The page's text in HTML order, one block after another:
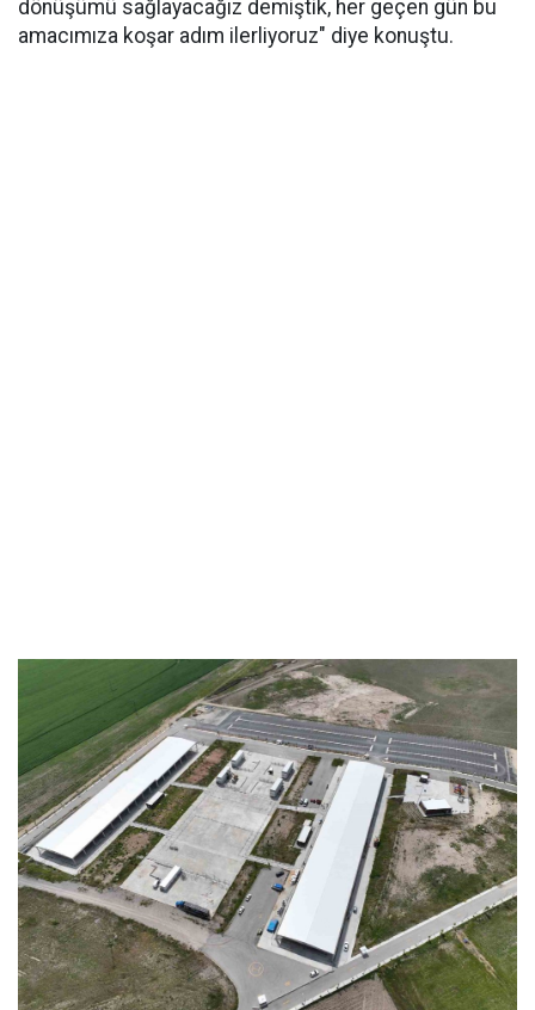
dönüşümü sağlayacağız demiştik, her geçen gün bu
amacımıza koşar adım ilerliyoruz" diye konuştu.